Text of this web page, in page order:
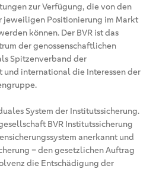
zur Verfügung, die von den
jeweiligen Positionierung im Markt
können. Der BVR ist das
der genossenschaftlichen
Spitzenverband der
international die Interessen der
System der Institutssicherung.
BVR Institutssicherung
anerkannt und
– den gesetzlichen Auftrag
die Entschädigung der